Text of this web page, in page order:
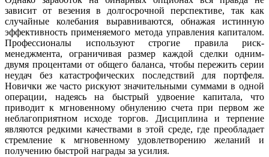
зависит от везения в долгосрочной перспективе, так как
случайные колебания выравниваются, обнажая истинную
эффективность применяемого метода управления капиталом.
Профессионалы используют строгие правила риск-
менеджмента, ограничивая размер каждой сделки одним-
двумя процентами от общего баланса, чтобы пережить серии
неудач без катастрофических последствий для портфеля.
Новички же часто рискуют значительными суммами в одной
операции, надеясь на быстрый удвоение капитала, что
приводит к мгновенному обнулению счета при первом же
неблагоприятном исходе торгов. Дисциплина и терпение
являются редкими качествами в этой среде, где преобладает
стремление к мгновенному удовлетворению желаний и
получению быстрой награды за усилия.